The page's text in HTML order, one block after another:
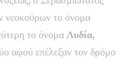
νεοκούρων το όνομα
το όνομα Λυδία,
αφού επέλεξαν τον δρόμο